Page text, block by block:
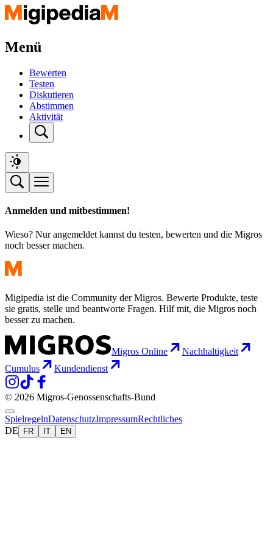
Menü
Bewerten
Testen
Diskutieren
Abstimmen
Aktivität
Anmelden und mitbestimmen!
Wieso? Nur angemeldet kannst du testen, bewerten und die Migros
noch besser machen.
Migipedia ist die Community der Migros. Bewerte Produkte, teste
sie gratis, stelle und beantworte Fragen. Hilf mit, die Migros noch
besser zu machen.
Migros Online
Nachhaltigkeit
Cumulus
Kundendienst
© 2026 Migros-Genossenschafts-Bund
SpielregelnDatenschutzImpressumRechtliches
DE
FR IT EN